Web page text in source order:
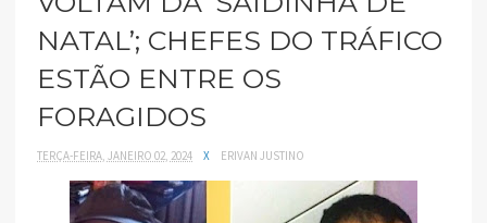
NATAL’; CHEFES DO TRÁFICO
ESTÃO ENTRE OS
FORAGIDOS
TERÇA-FEIRA, JANEIRO 02, 2024 X ERIVAN JUSTINO